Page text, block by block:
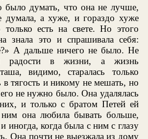
было думать, что она не лучше,
думала, а хуже, и гораздо хуже
только есть на свете. Но этого
знала это и спрашивала себя:
А дальше ничего не было. Не
радости в жизни, а жизнь
видимо, старалась только
тягость и никому не мешать, но
не нужно было. Она удалялась
и только с братом Петей ей
она любила бывать больше,
иногда, когда была с ним с глазу
Она почти не выезжала из дому